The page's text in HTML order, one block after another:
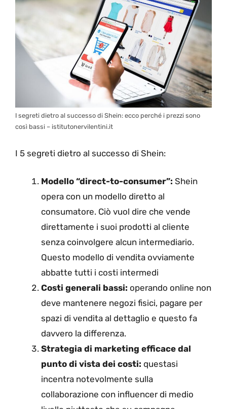
I segreti dietro al successo di Shein: ecco perché i prezzi sono
così bassi – istitutonervilentini.it
I 5 segreti dietro al successo di Shein:
Modello “direct-to-consumer”: Shein
opera con un modello diretto al
consumatore. Ciò vuol dire che vende
direttamente i suoi prodotti al cliente
senza coinvolgere alcun intermediario.
Questo modello di vendita ovviamente
abbatte tutti i costi intermedi
Costi generali bassi: operando online non
deve mantenere negozi fisici, pagare per
spazi di vendita al dettaglio e questo fa
davvero la differenza.
Strategia di marketing efficace dal
punto di vista dei costi: questasi
incentra notevolmente sulla
collaborazione con influencer di medio